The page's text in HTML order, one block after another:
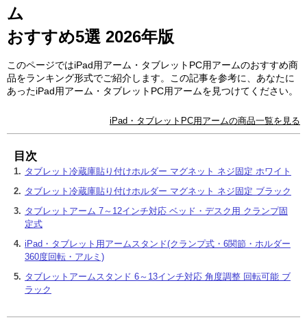
ム
おすすめ5選 2026年版
このページではiPad用アーム・タブレットPC用アームのおすすめ商
品をランキング形式でご紹介します。この記事を参考に、あなたに
あったiPad用アーム・タブレットPC用アームを見つけてください。
iPad・タブレットPC用アームの商品一覧を見る
目次
1. タブレット冷蔵庫貼り付けホルダー マグネット ネジ固定 ホワイト
2. タブレット冷蔵庫貼り付けホルダー マグネット ネジ固定 ブラック
3. タブレットアーム 7～12インチ対応 ベッド・デスク用 クランプ固
定式
4. iPad・タブレット用アームスタンド(クランプ式・6関節・ホルダー
360度回転・アルミ)
5. タブレットアームスタンド 6～13インチ対応 角度調整 回転可能 ブ
ラック